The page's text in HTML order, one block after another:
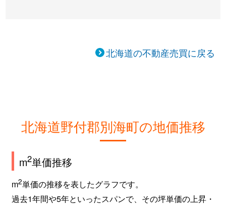
北海道の不動産売買に戻る
北海道野付郡別海町の地価推移
m2単価推移
m2単価の推移を表したグラフです。
過去1年間や5年といったスパンで、その坪単価の上昇・